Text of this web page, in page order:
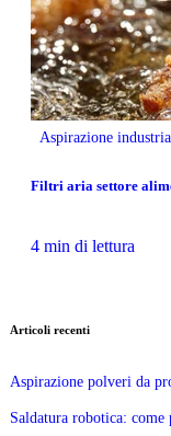
Aspirazione
Filtri aria settore
4 min di lettura
Articoli recenti
Aspirazione polveri da
Saldatura robotica: come